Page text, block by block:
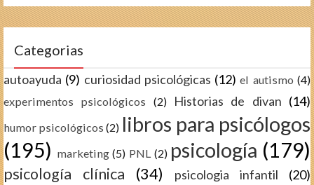
Categorias
autoayuda (9) curiosidad psicológicas (12) el autismo (4)
experimentos psicológicos
(2) Historias de divan (14)
humor psicológicos (2) libros para psicólogos
(195) marketing (5) PNL (2) psicología (179)
psicología clínica (34) psicologia infantil (20)